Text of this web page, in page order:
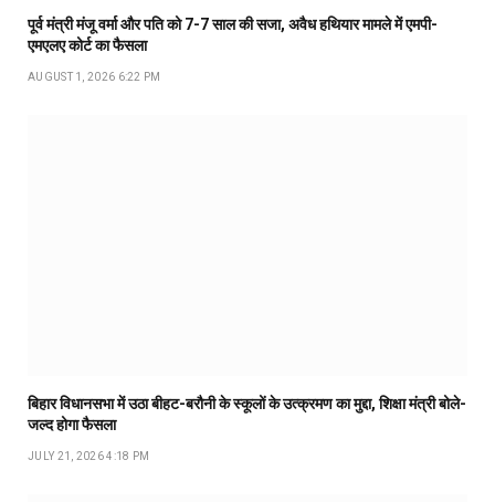
पूर्व मंत्री मंजू वर्मा और पति को 7-7 साल की सजा, अवैध हथियार मामले में एमपी-
एमएलए कोर्ट का फैसला
AUGUST 1, 2026 6:22 PM
बिहार विधानसभा में उठा बीहट-बरौनी के स्कूलों के उत्क्रमण का मुद्दा, शिक्षा मंत्री बोले-
जल्द होगा फैसला
JULY 21, 2026 4:18 PM